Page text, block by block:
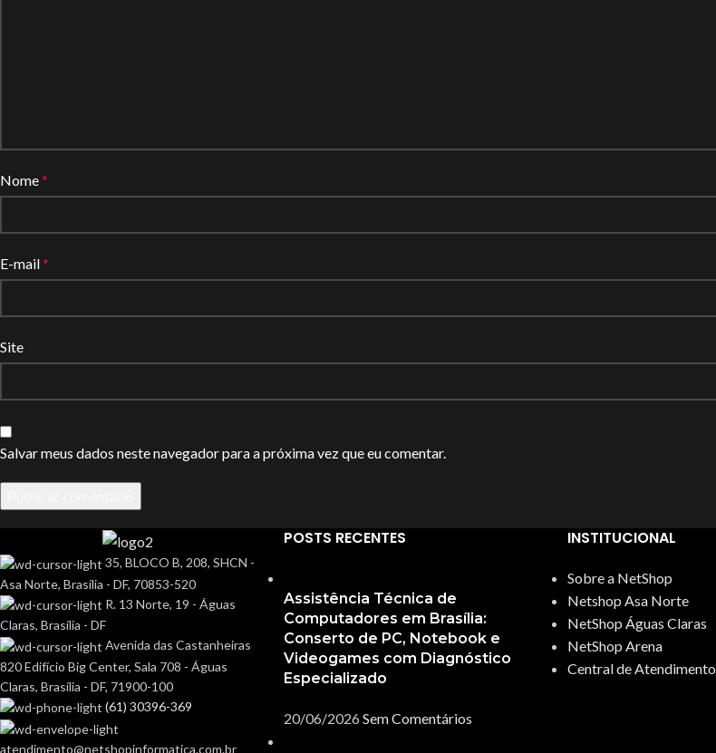
Nome*
E-mail*
Site
Salvar meus dados neste navegador para a próxima vez que eu comentar.
35, BLOCO B, 208, SHCN -
Asa Norte, Brasília - DF, 70853-520
R. 13 Norte, 19 - Águas
Claras, Brasília - DF
Avenida das Castanheiras
820 Edifício Big Center, Sala 708 - Águas
Claras, Brasília - DF, 71900-100
(61) 30396-369
atendimento@netshopinformatica.com.br
POSTS RECENTES
Assistência Técnica de
Computadores em Brasília:
Conserto de PC, Notebook e
Videogames com Diagnóstico
Especializado
20/06/2026 Sem Comentários
INSTITUCIONAL
Sobre a NetShop
Netshop Asa Norte
NetShop Águas Claras
NetShop Arena
Central de Atendimento